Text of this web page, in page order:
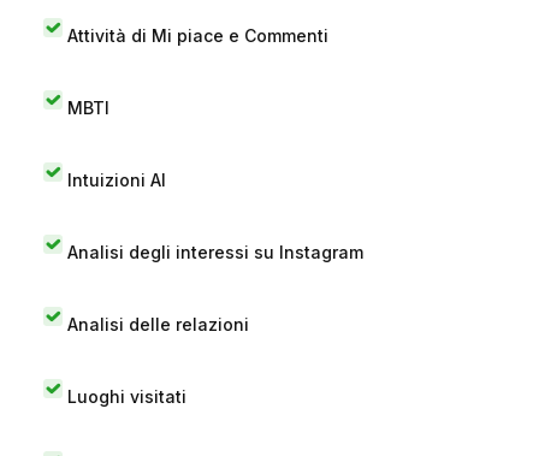
Attività di Mi piace e Commenti
MBTI
Intuizioni AI
Analisi degli interessi su Instagram
Analisi delle relazioni
Luoghi visitati